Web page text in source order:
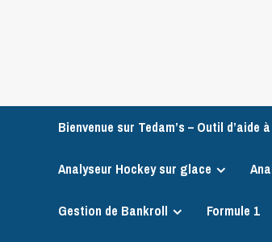
Bienvenue sur Tedam’s – Outil d’aide
Analyseur Hockey sur glace
Gestion de Bankroll Formule 1